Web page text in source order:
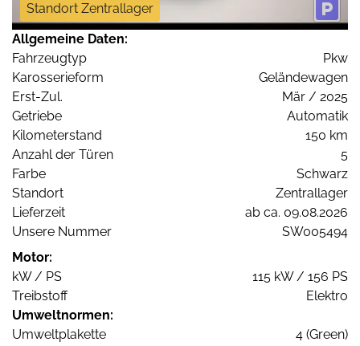
Standort Zentrallager
Allgemeine Daten:
Fahrzeugtyp
Pkw
Karosserieform
Geländewagen
Erst-Zul.
Mär / 2025
Getriebe
Automatik
Kilometerstand
150 km
Anzahl der Türen
5
Farbe
Schwarz
Standort
Zentrallager
Lieferzeit
ab ca. 09.08.2026
Unsere Nummer
SW005494
Motor:
kW / PS
115 kW / 156 PS
Treibstoff
Elektro
Umweltnormen:
Umweltplakette
4 (Green)